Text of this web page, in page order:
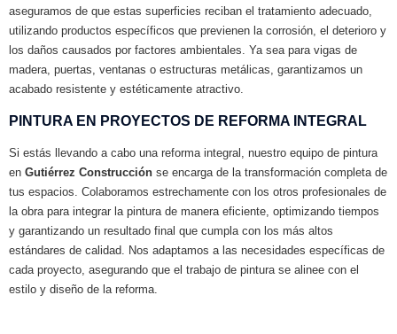
aseguramos de que estas superficies reciban el tratamiento adecuado,
utilizando productos específicos que previenen la corrosión, el deterioro y
los daños causados por factores ambientales. Ya sea para vigas de
madera, puertas, ventanas o estructuras metálicas, garantizamos un
acabado resistente y estéticamente atractivo.
PINTURA EN PROYECTOS DE REFORMA INTEGRAL
Si estás llevando a cabo una reforma integral, nuestro equipo de pintura
en Gutiérrez Construcción se encarga de la transformación completa de
tus espacios. Colaboramos estrechamente con los otros profesionales de
la obra para integrar la pintura de manera eficiente, optimizando tiempos
y garantizando un resultado final que cumpla con los más altos
estándares de calidad. Nos adaptamos a las necesidades específicas de
cada proyecto, asegurando que el trabajo de pintura se alinee con el
estilo y diseño de la reforma.